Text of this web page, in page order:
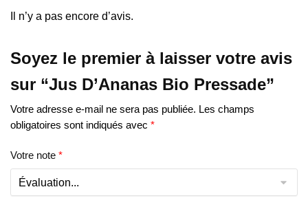
Il n’y a pas encore d’avis.
Soyez le premier à laisser votre avis
sur “Jus D’Ananas Bio Pressade”
Votre adresse e-mail ne sera pas publiée. Les champs
obligatoires sont indiqués avec *
Votre note *